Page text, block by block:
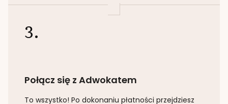
3.
Połącz się z Adwokatem
To wszystko! Po dokonaniu płatności przejdziesz